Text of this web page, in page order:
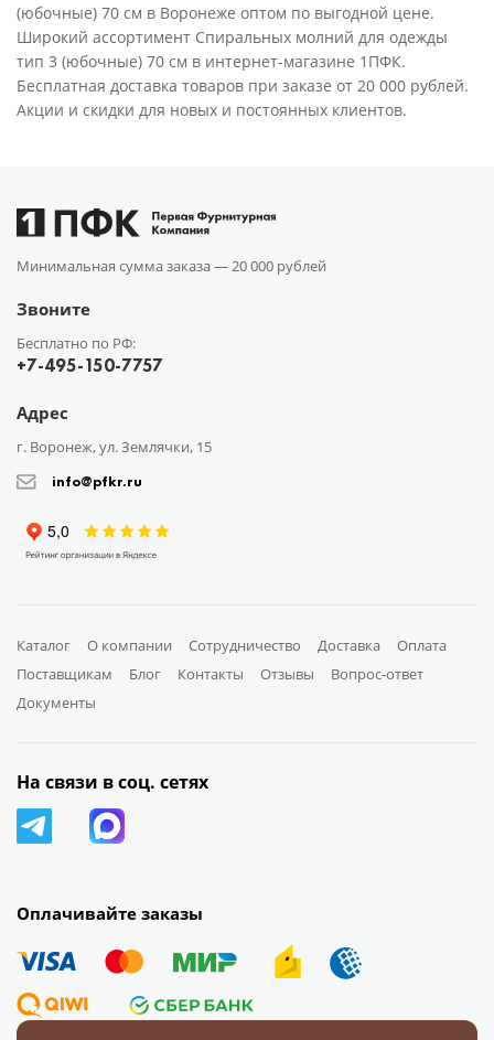
(юбочные) 70 см в Воронеже оптом по выгодной цене.
Широкий ассортимент Спиральных молний для одежды
тип 3 (юбочные) 70 см в интернет-магазине 1ПФК.
Бесплатная доставка товаров при заказе от 20 000 рублей.
Акции и скидки для новых и постоянных клиентов.
Минимальная сумма заказа —20 000 рублей
Звоните
Бесплатно по РФ:
+7-495-150-7757
Адрес
г. Воронеж, ул. Землячки, 15
info@pfkr.ru
Каталог О компании Сотрудничество Доставка
Оплата
Поставщикам
Блог Контакты Отзывы
Вопрос-ответ
Документы
Оплачивайте заказы
На связи в соц. сетях